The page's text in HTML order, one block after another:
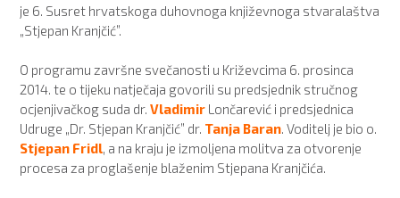
je 6. Susret hrvatskoga duhovnoga književnoga stvaralaštva
„Stjepan Kranjčić”.
O programu završne svečanosti u Križevcima 6. prosinca
2014. te o tijeku natječaja govorili su predsjednik stručnog
ocjenjivačkog suda dr. Vladimir Lončarević i predsjednica
Udruge „Dr. Stjepan Kranjčić” dr. Tanja Baran. Voditelj je bio o.
Stjepan Fridl, a na kraju je izmoljena molitva za otvorenje
procesa za proglašenje blaženim Stjepana Kranjčića.